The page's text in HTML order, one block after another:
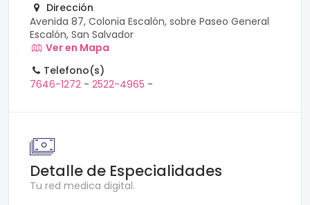
Dirección
Avenida 87, Colonia Escalón, sobre Paseo General
Escalón, San Salvador
Ver en Mapa
Telefono(s)
7646-1272 - 2522-4965 -
Detalle de Especialidades
Tu red medica digital.